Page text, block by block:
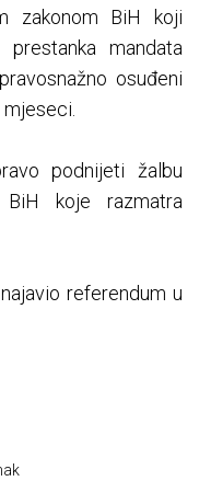
zakonom BiH koji
mandata
osuđeni
mjeseci.
podnijeti žalbu
BiH koje razmatra
referendum u